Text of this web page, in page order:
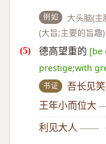
例如
大头脑(
(大旨;主要的旨趣)
德高望重的 [be
prestige;with
书证 吾长见
王年小而位大
利见大人 ——